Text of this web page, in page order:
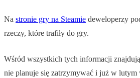
Na stronie gry na Steamie deweloperzy
rzeczy, które trafiły do gry.
Wśród wszystkich tych informacji
nie planuje się zatrzymywać i już w